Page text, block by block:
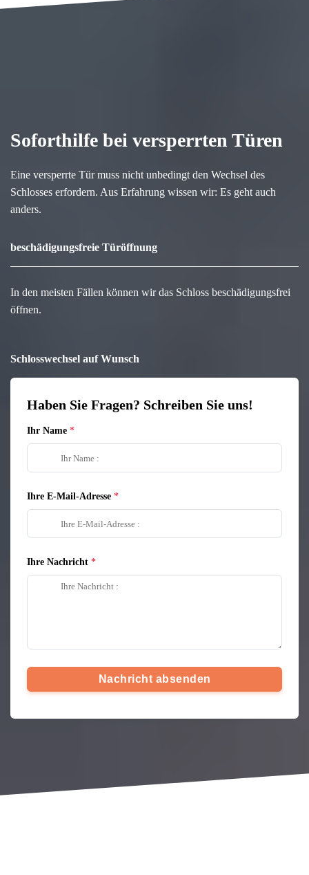
Soforthilfe bei versperrten Türen
Eine versperrte Tür muss nicht unbedingt den Wechsel des
Schlosses erfordern. Aus Erfahrung wissen wir: Es geht auch
anders.
beschädigungsfreie Türöffnung
In den meisten Fällen können wir das Schloss beschädigungsfrei
öffnen.
Schlosswechsel auf Wunsch
Haben Sie Fragen? Schreiben Sie uns!
Ihr Name
Ihre E-Mail-Adresse
Ihre Nachricht
Nachricht absenden